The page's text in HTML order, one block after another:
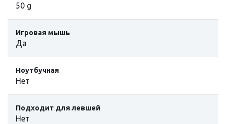
50 g
Игровая мышь
Да
Ноутбучная
Нет
Подходит для левшей
Нет